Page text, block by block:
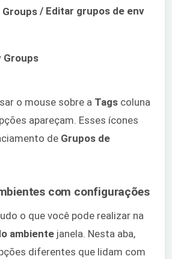
/ Editar grupos de env
o mouse sobre a Tags coluna
apareçam. Esses ícones
de Grupos de
com configurações
o que você pode realizar na
ambiente janela. Nesta aba,
diferentes que lidam com